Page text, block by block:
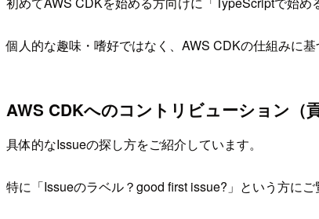
個人的な趣味・嗜好ではなく、AWS CDKの仕組みに基
AWS CDKへのコントリビューション（
具体的なIssueの探し方をご紹介しています。
特に「Issueのラベル？good first issue?」という方にご